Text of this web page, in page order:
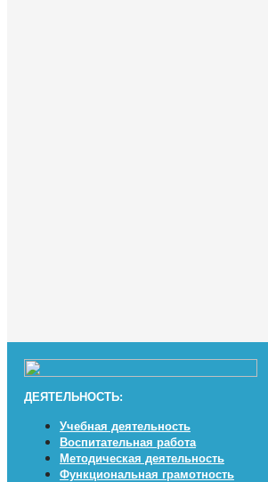
ДЕЯТЕЛЬНОСТЬ:
Учебная деятельность
Воспитательная работа
Методическая деятельность
Функциональная грамотность